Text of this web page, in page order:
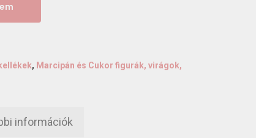
, Marcipán és Cukor figurák, virágok,
információk